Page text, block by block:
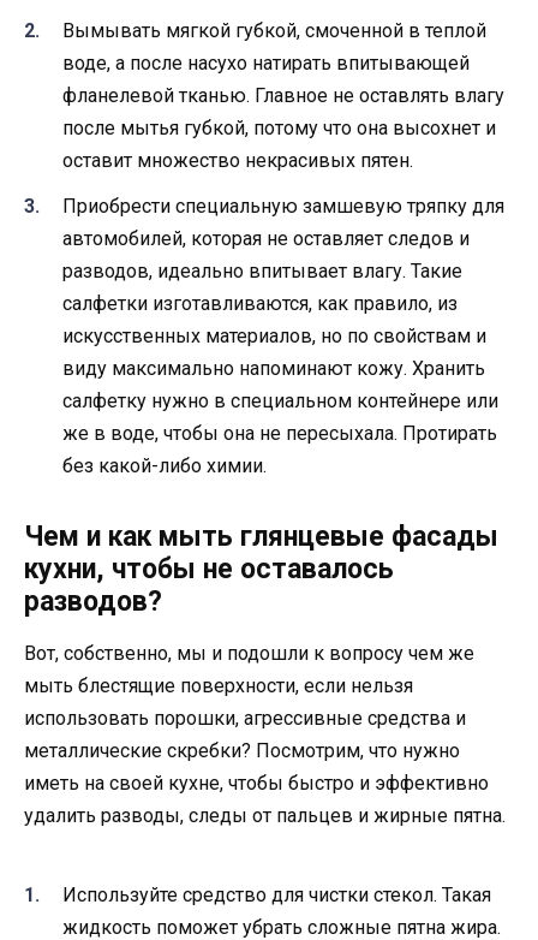
Вымывать мягкой губкой, смоченной в теплой
воде, а после насухо натирать впитывающей
фланелевой тканью. Главное не оставлять влагу
после мытья губкой, потому что она высохнет и
оставит множество некрасивых пятен.
Приобрести специальную замшевую тряпку для
автомобилей, которая не оставляет следов и
разводов, идеально впитывает влагу. Такие
салфетки изготавливаются, как правило, из
искусственных материалов, но по свойствам и
виду максимально напоминают кожу. Хранить
салфетку нужно в специальном контейнере или
же в воде, чтобы она не пересыхала. Протирать
без какой-либо химии.
Чем и как мыть глянцевые фасады
кухни, чтобы не оставалось
разводов?
Вот, собственно, мы и подошли к вопросу чем же
мыть блестящие поверхности, если нельзя
использовать порошки, агрессивные средства и
металлические скребки? Посмотрим, что нужно
иметь на своей кухне, чтобы быстро и эффективно
удалить разводы, следы от пальцев и жирные пятна.
Используйте средство для чистки стекол. Такая
жидкость поможет убрать сложные пятна жира.